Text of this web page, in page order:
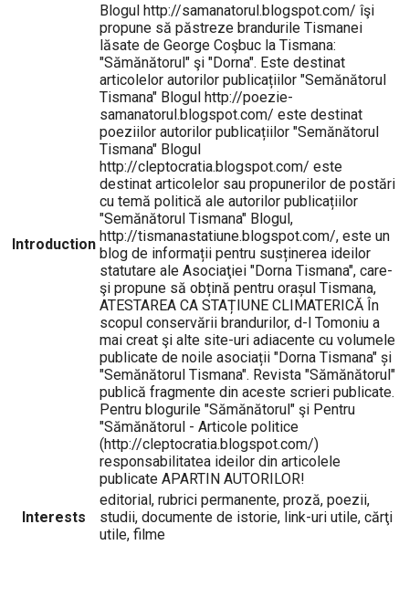
Introduction
Blogul http://samanatorul.blogspot.com/ îşi
propune să păstreze brandurile Tismanei
lăsate de George Coşbuc la Tismana:
"Sămănătorul" şi "Dorna". Este destinat
articolelor autorilor publicațiilor "Semănătorul
Tismana" Blogul http://poezie-
samanatorul.blogspot.com/ este destinat
poeziilor autorilor publicațiilor "Semănătorul
Tismana" Blogul
http://cleptocratia.blogspot.com/ este
destinat articolelor sau propunerilor de postări
cu temă politică ale autorilor publicațiilor
"Semănătorul Tismana" Blogul,
http://tismanastatiune.blogspot.com/, este un
blog de informații pentru susținerea ideilor
statutare ale Asociaţiei "Dorna Tismana", care-
şi propune să obțină pentru orașul Tismana,
ATESTAREA CA STAȚIUNE CLIMATERICĂ În
scopul conservării brandurilor, d-l Tomoniu a
mai creat şi alte site-uri adiacente cu volumele
publicate de noile asociații "Dorna Tismana" și
"Semănătorul Tismana". Revista "Sămănătorul"
publică fragmente din aceste scrieri publicate.
Pentru blogurile "Sămănătorul" şi Pentru
"Sămănătorul - Articole politice
(http://cleptocratia.blogspot.com/)
responsabilitatea ideilor din articolele
publicate APARTIN AUTORILOR!
Interests
editorial, rubrici permanente, proză, poezii,
studii, documente de istorie, link-uri utile, cărţi
utile, filme